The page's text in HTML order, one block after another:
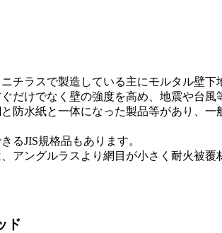
チラスで製造している主にモルタル壁下
だけでなく壁の強度を高め、地震や台風
防水紙と一体になった製品等があり、
るJIS規格品もあります。
アングルラスより網目が小さく耐火被覆
ド